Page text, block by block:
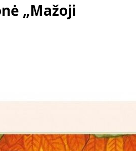
„Mažoji